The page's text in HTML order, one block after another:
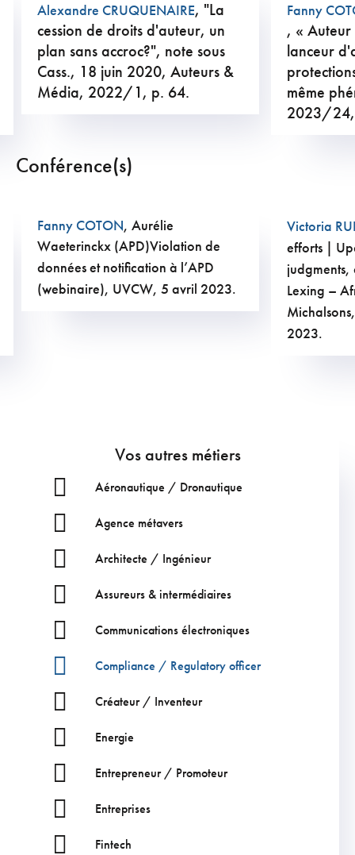
Vos autres métiers
Aéronautique / Dronautique
Agence métavers
Architecte / Ingénieur
Assureurs & intermédiaires
Communications électroniques
Compliance / Regulatory officer
Créateur / Inventeur
Energie
Entrepreneur / Promoteur
Entreprises
Fintech
Alexandre CRUQUENAIRE, "La
cession de droits d'auteur, un
plan sans accroc?", note sous
Cass., 18 juin 2020, Auteurs &
Média, 2022/1, p. 64.
Fanny
, «
lanceur
même
2023/
Conférence(s)
Fanny COTON, Aurélie
Waeterinckx (APD)Violation de
données et notification à l’APD
(webinaire), UVCW, 5 avril 2023.
Victoria
efforts |
Lexing –
2023.